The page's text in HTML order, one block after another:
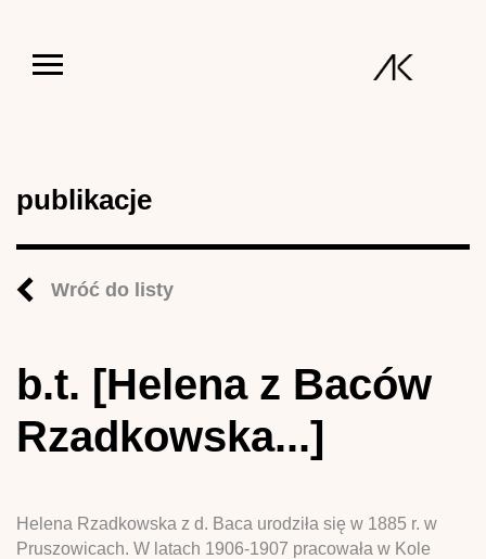
publikacje
Wróć do listy
b.t. [Helena z Baców
Rzadkowska...]
Helena Rzadkowska z d. Baca urodziła się w 1885 r. w
Pruszowicach. W latach 1906-1907 pracowała w Kole